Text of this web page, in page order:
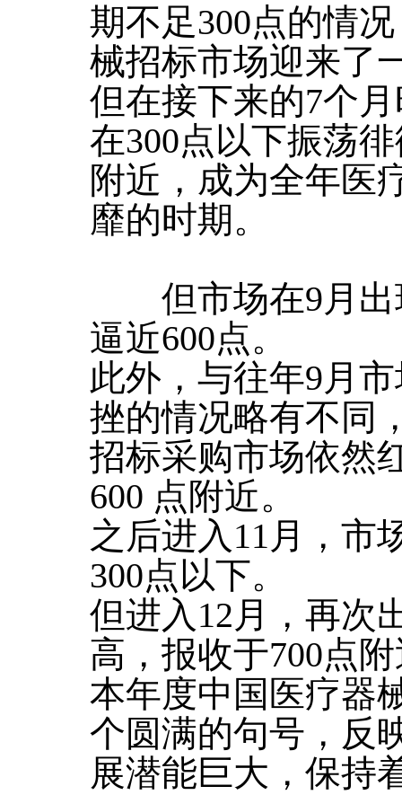
期不足300点的情
械招标市场迎来了
但在接下来的7个
在300点以下振荡
附近，成为全年医
靡的时期。
但市场在9月出
逼近600点。
此外，与往年9月
挫的情况略有不同
招标采购市场依然
600 点附近。
之后进入11月，市
300点以下。
但进入12月，再次
高，报收于700点
本年度中国医疗器
个圆满的句号，反
展潜能巨大，保持